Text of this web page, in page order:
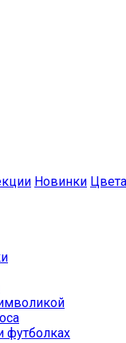
Новинки Цвета
футболках